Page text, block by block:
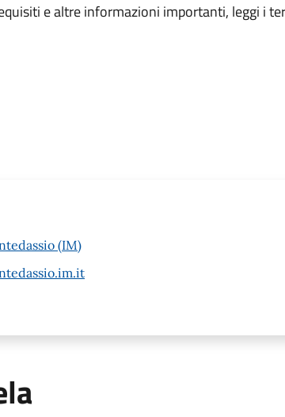
e altre informazioni importanti, leggi i
(IM)